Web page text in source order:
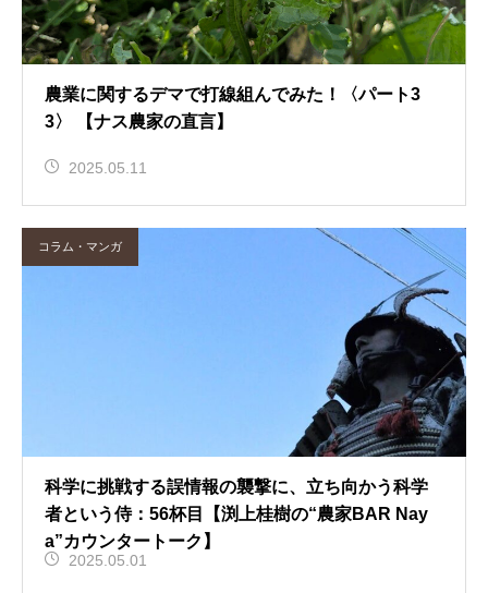
農業に関するデマで打線組んでみた！〈パート3
3〉 【ナス農家の直言】
2025.05.11
コラム・マンガ
科学に挑戦する誤情報の襲撃に、立ち向かう科学
者という侍：56杯目【渕上桂樹の“農家BAR Nay
a”カウンタートーク】
2025.05.01